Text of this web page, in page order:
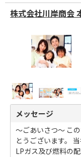
株式会社川岸商会
メッセージ
～ごあいさつ～ こ
とうございます。
LPガス及び燃料の配